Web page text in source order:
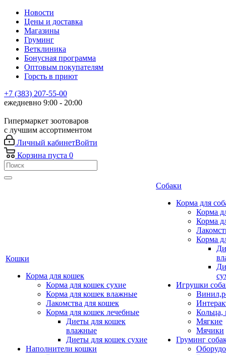
Новости
Цены и доставка
Магазины
Груминг
Ветклиника
Бонусная программа
Оптовым покупателям
Горсть в приют
+7 (383) 207-55-00
ежедневно 9:00 - 20:00
Гипермаркет зоотоваров
с лучшим ассортиментом
Личный кабинетВойти
Корзина пуста 0
Кошки
Корма для кошек
Корма для кошек сухие
Корма для кошек влажные
Лакомства для кошек
Корма для кошек лечебные
Диеты для кошек
влажные
Диеты для кошек сухие
Наполнители кошки
Собаки
Корма для
Корма
Корма
Корма
Игрушки
Кольца,
Мягкие
Мячики
Груминг